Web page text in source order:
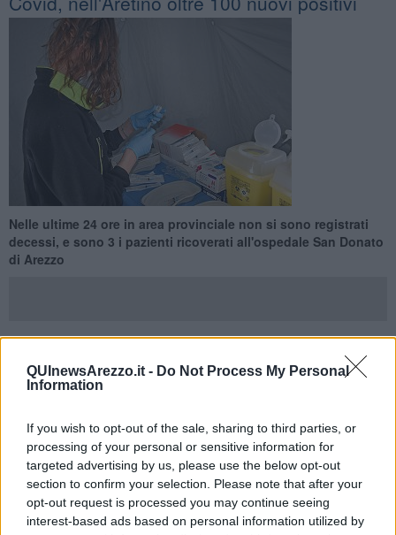
QUInewsArezzo.it - Do Not Process My Personal
Information
If you wish to opt-out of the sale, sharing to third parties, or
processing of your personal or sensitive information for
targeted advertising by us, please use the below opt-out
section to confirm your selection. Please note that after your
opt-out request is processed you may continue seeing
interest-based ads based on personal information utilized by
Nelle ultime 24 ore in area provinciale non si sono registrati
decessi, e sono 3 i pazienti ricoverati all'ospedale San Donato
di Arezzo
AREZZO E PROVINCIA —Su 708 tamponi processati nelle ultime
ventiquattro ore tra Arezzo e provincia sono
, Badia Tedalda 2, Bibbiena 6, Bucine 7, Capolona 2, Castel San
Niccolò 2, Castelfranco Piandiscò 1, Castiglion Fiorentino 3,
Cavriglia 4, Chiusi Della Verna 2, Civitella In Val Di Chiana 2,
Cortona 4, Foiano Della Chiana 1, Laterina Pergine Valdarno 3,
Loro Ciuffenna 1, Monte San Savino 5, Montevarchi 7, Ortignano
Raggiolo 1, Pieve Santo Stefano 1, Poppi 2, San Giovanni Valdarno
10, Sansepolcro 5, Subbiano 1, Terranuova Bracciolini 4. Non si